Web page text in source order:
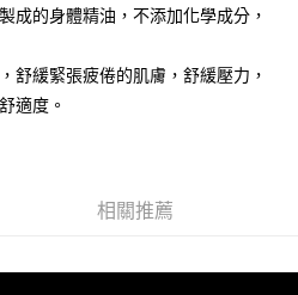
成的身體精油，不添加化學成分，
舒緩緊張疲倦的肌膚，舒緩壓力，
適度。
相關推薦